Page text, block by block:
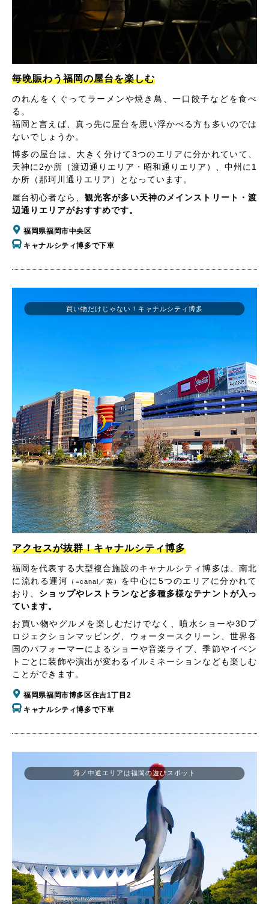
毎晩賑わう福岡の屋台を楽しむ
のれんをくぐってラーメンや焼き鳥、一口餃子などを食べ
る。
福岡と言えば、真っ先に屋台を思い浮かべる方も多いのでは
ないでしょうか。
博多の屋台は、大きく分けて3つのエリアに分かれていて、
天神に2か所（渡辺通りエリア・昭和通りエリア）、中州に1
か所（那珂川通りエリア）となっています。
屋台初心者なら、 観光客が多い天神のメインストリート・渡
辺通りエリアがおすすめです。
福岡県福岡市中央区
キャナルシティ博多で下車
アクセスが抜群！キャナルシティ博多
福岡を代表する大型複合施設のキャナルシティ博多は、南北
に流れる運河 （=canal／英）
を中心に5つのエリアに分かれて
おり、 ショップやレストランなど多種多様なテナントが入っ
ています。
お買い物やグルメを楽しむだけでなく、噴水ショーや3Dプ
ロジェクションマッピング、ウォータースクリーン、世界各
国のパフォーマーによるショーや音楽ライブ、季節やイベン
トごとに装飾や演出が変わるイルミネーションなども楽しむ
ことができます。
福岡県福岡市博多区住吉1丁目2
キャナルシティ博多で下車
買い物だけじゃない！キャナルシティ博多
海ノ中道エリアは福岡の遊びスポット